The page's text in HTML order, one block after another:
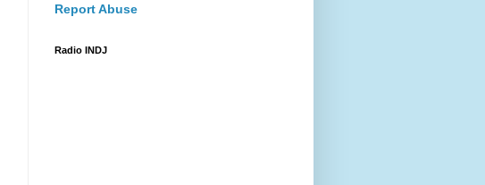
Report Abuse
Radio INDJ